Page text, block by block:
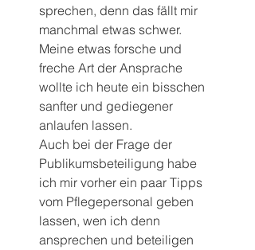
sprechen, denn das fällt mir
manchmal etwas schwer.
Meine etwas forsche und
freche Art der Ansprache
wollte ich heute ein bisschen
sanfter und gediegener
anlaufen lassen.
Auch bei der Frage der
Publikumsbeteiligung habe
ich mir vorher ein paar Tipps
vom Pflegepersonal geben
lassen, wen ich denn
ansprechen und beteiligen